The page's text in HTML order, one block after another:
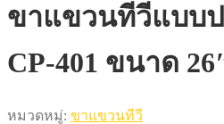
ขาแขวนทีวีแบบ
CP-401 ขนาด
หมวดหมู่: ขาแขวนทีวี